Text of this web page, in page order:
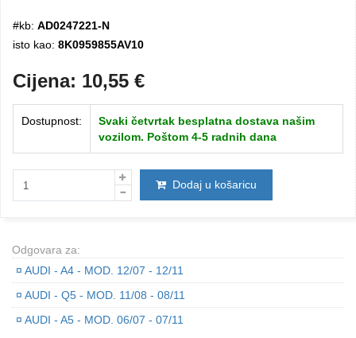
#kb: AD0247221-N
isto kao: 8K0959855AV10
Cijena: 10,55 €
Dostupnost:
Svaki četvrtak besplatna dostava našim
vozilom. Poštom 4-5 radnih dana
Dodaj u košaricu
Odgovara za:
¤ AUDI - A4 - MOD. 12/07 - 12/11
¤ AUDI - Q5 - MOD. 11/08 - 08/11
¤ AUDI - A5 - MOD. 06/07 - 07/11